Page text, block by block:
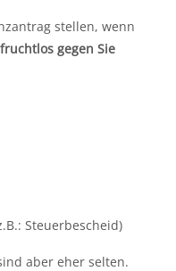
stellen, wenn
fruchtlos gegen Sie
Steuerbescheid)
aber eher selten.